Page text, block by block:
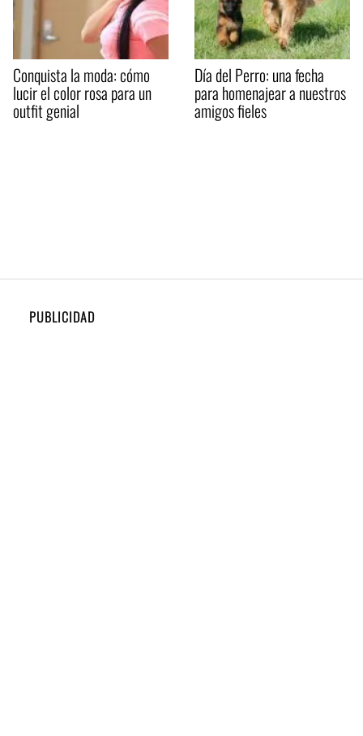
Conquista la moda: cómo
lucir el color rosa para un
outfit genial
Día del Perro: una fecha
para homenajear a nuestros
amigos fieles
PUBLICIDAD